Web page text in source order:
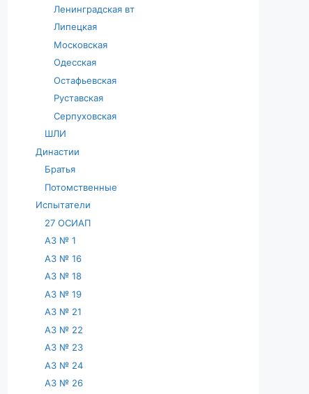
Ленинградская вт
Липецкая
Московская
Одесская
Остафьевская
Руставская
Серпуховская
ШЛИ
Династии
Братья
Потомственные
Испытатели
27 ОСИАП
АЗ № 1
АЗ № 16
АЗ № 18
АЗ № 19
АЗ № 21
АЗ № 22
АЗ № 23
АЗ № 24
АЗ № 26